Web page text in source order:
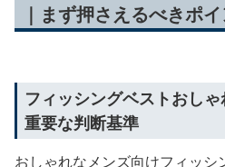
｜まず押さえるべきポイ
フィッシングベストおし
重要な判断基準
おしゃれなメンズ向けフィッシ